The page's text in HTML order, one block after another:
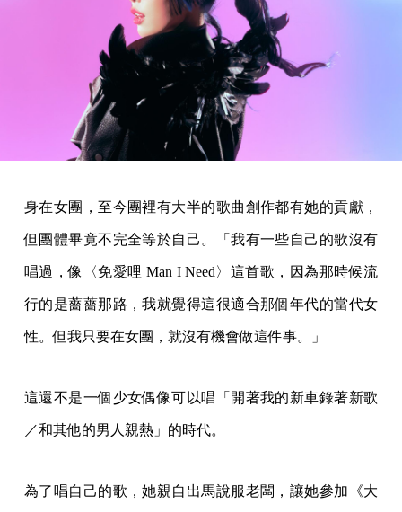
身在女團，至今團裡有大半的歌曲創作都有她的貢獻，
但團體畢竟不完全等於自己。「我有一些自己的歌沒有
唱過，像〈免愛哩 Man I Need〉這首歌，因為那時候流
行的是薔薔那路，我就覺得這很適合那個年代的當代女
性。但我只要在女團，就沒有機會做這件事。」
這還不是一個少女偶像可以唱「開著我的新車錄著新歌
／和其他的男人親熱」的時代。
為了唱自己的歌，她親自出馬說服老闆，讓她參加《大